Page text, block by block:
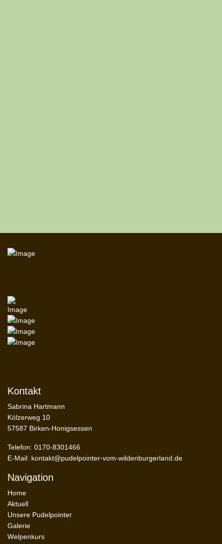
Kontakt
Sabrina Hartmann
Kölzerweg 10
57587 Birken-Honigsessen
Telefon: 0170-8301466
E-Mail: kontakt@pudelpointer-vom-wildenburgerland.de
Navigation
Home
Aktuell
Unsere Pudelpointer
Galerie
Welpenkurs